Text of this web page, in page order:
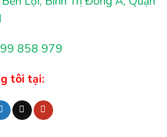
858 979
tôi tại: